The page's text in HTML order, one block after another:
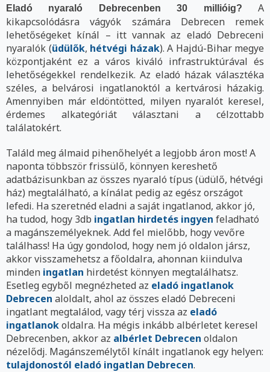
Eladó nyaraló Debrecenben 30 millióig?
A
kikapcsolódásra vágyók számára Debrecen remek
lehetőségeket kínál – itt vannak az eladó Debreceni
nyaralók (üdülők, hétvégi házak). A Hajdú-Bihar megye
központjaként ez a város kiváló infrastruktúrával és
lehetőségekkel rendelkezik. Az eladó házak választéka
széles, a belvárosi ingatlanoktól a kertvárosi házakig.
Amennyiben már eldöntötted, milyen nyaralót keresel,
érdemes alkategóriát választani a célzottabb
találatokért.
Találd meg álmaid pihenőhelyét a legjobb áron most! A
naponta többször frissülő, könnyen kereshető
adatbázisunkban az összes nyaraló típus (üdülő, hétvégi
ház) megtalálható, a kínálat pedig az egész országot
lefedi. Ha szeretnéd eladni a saját ingatlanod, akkor jó,
ha tudod, hogy 3db ingatlan hirdetés ingyen feladható
a magánszemélyeknek. Add fel mielőbb, hogy vevőre
találhass! Ha úgy gondolod, hogy nem jó oldalon jársz,
akkor visszamehetsz a főoldalra, ahonnan kiindulva
minden ingatlan hirdetést könnyen megtalálhatsz.
Esetleg egyből megnézheted az eladó ingatlanok
Debrecen aloldalt, ahol az összes eladó Debreceni
ingatlant megtalálod, vagy térj vissza az eladó
ingatlanokoldalra. Ha mégis inkább albérletet keresel
Debrecenben, akkor az albérlet Debrecen oldalon
nézelődj. Magánszemélytől kínált ingatlanok egy helyen:
tulajdonostól eladó ingatlan Debrecen.